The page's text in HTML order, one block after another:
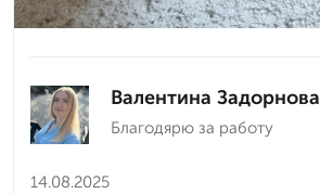
Валентина Задорнова
Благодярю за работу
14.08.2025